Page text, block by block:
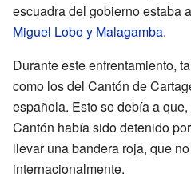
escuadra del gobierno estaba
Miguel Lobo y Malagamba.
Durante este enfrentamiento,
como los del Cantón de
española. Esto se debía a
Cantón había sido detenido
llevar una bandera roja, que
internacionalmente.